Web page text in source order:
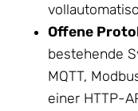
Offene
bestehende
MQTT,
einer HTTP-